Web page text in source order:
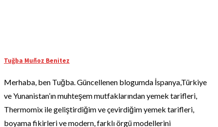
Tuğba Muñoz Benitez
Merhaba, ben Tuğba. Güncellenen blogumda İspanya,Türkiye
ve Yunanistan’ın muhteşem mutfaklarından yemek tarifleri,
Thermomix ile geliştirdiğim ve çevirdiğim yemek tarifleri,
boyama fikirleri ve modern, farklı örgü modellerini